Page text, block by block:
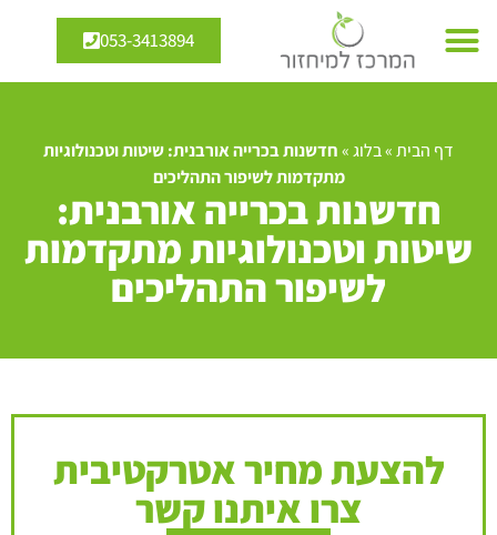
053-3413894
דף הבית»בלוג»חדשנות בכרייה אורבנית: שיטות וטכנולוגיות
מתקדמות לשיפור התהליכים
חדשנות בכרייה אורבנית:
שיטות וטכנולוגיות מתקדמות
לשיפור התהליכים
להצעת מחיר אטרקטיבית
צרו איתנו קשר